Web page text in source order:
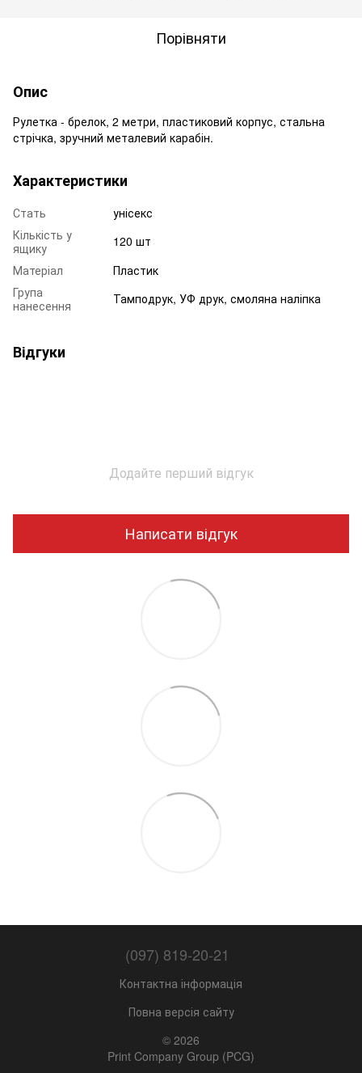
Порівняти
Опис
Рулетка - брелок, 2 метри, пластиковий корпус, стальна
стрічка, зручний металевий карабін.
Характеристики
Стать
унісекс
Кількість у
ящику
120 шт
Матеріал
Пластик
Група
нанесення
Тамподрук, УФ друк, смоляна наліпка
Відгуки
Додайте перший відгук
Написати відгук
(097) 819-20-21
Контактна інформація
Повна версія сайту
© 2026
Print Company Group (PCG)